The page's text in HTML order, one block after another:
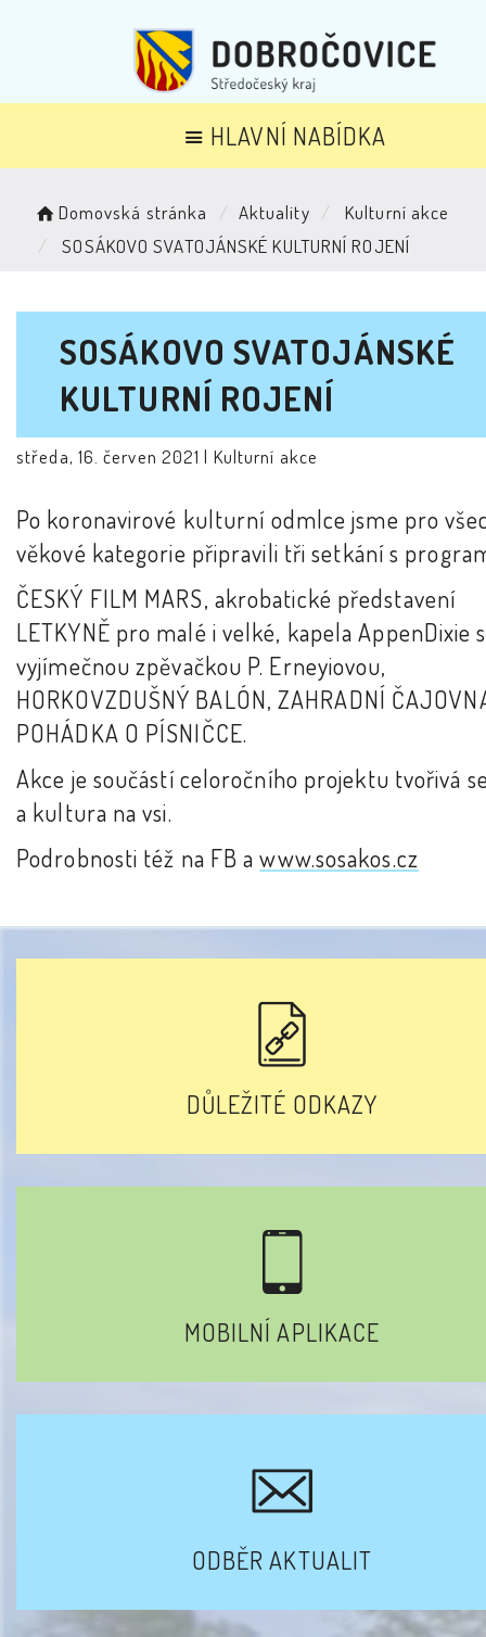
HLAVNÍ NABÍDKA
Domovská stránka Aktuality
Kulturní akce
SOSÁKOVO SVATOJÁNSKÉ KULTURNÍ ROJENÍ
SOSÁKOVO SVATOJÁNSKÉ
KULTURNÍ ROJENÍ
středa, 16. červen 2021 | Kulturní akce
Po koronavirové kulturní odmlce jsme pro
věkové kategorie připravili tři setkání s
ČESKÝ FILM MARS, akrobatické představení
LETKYNĚ pro malé i velké, kapela AppenDixie s
vyjímečnou zpěvačkou P. Erneyiovou,
HORKOVZDUŠNÝ BALÓN, ZAHRADNÍ
POHÁDKA O PÍSNIČCE.
Akce je součástí celoročního projektu tvořivá
a kultura na vsi.
Podrobnosti též na FB awww.sosakos.cz
DŮLEŽITÉ ODKAZY
MOBILNÍ APLIKACE
ODBĚR AKTUALIT